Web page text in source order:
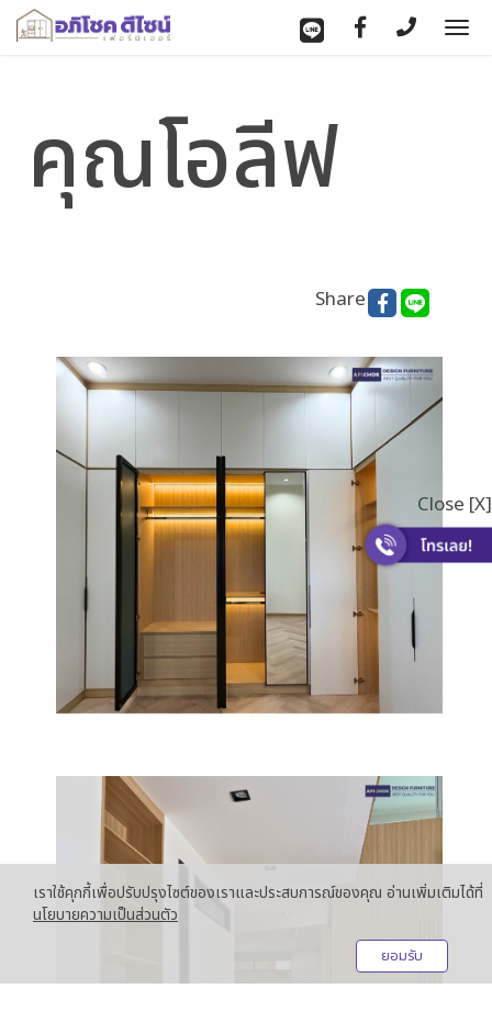
คุณโอลีฟ
Share
เราใช้คุกกี้เพื่อปรับปรุงไซต์ของเราและประสบการณ์ของคุณ อ่านเพิ่มเติมได้ที่
นโยบายความเป็นส่วนตัว
ยอมรับ
Close [X]